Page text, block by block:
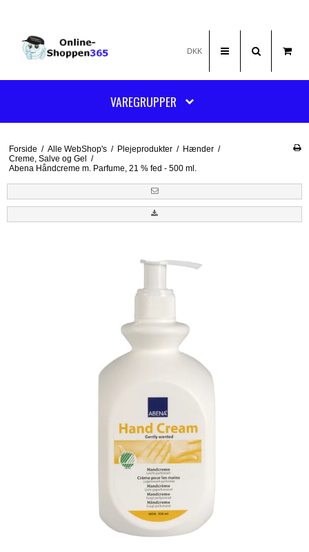
DKK
VAREGRUPPER
Forside / Alle WebShop's / Plejeprodukter / Hænder /
Creme, Salve og Gel
/
Abena Håndcreme m. Parfume, 21 % fed - 500 ml.